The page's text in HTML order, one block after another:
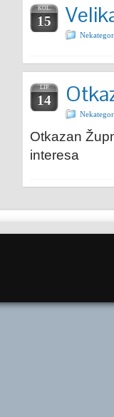
KOL.
15
LIP.
14
Otkazan
interesa